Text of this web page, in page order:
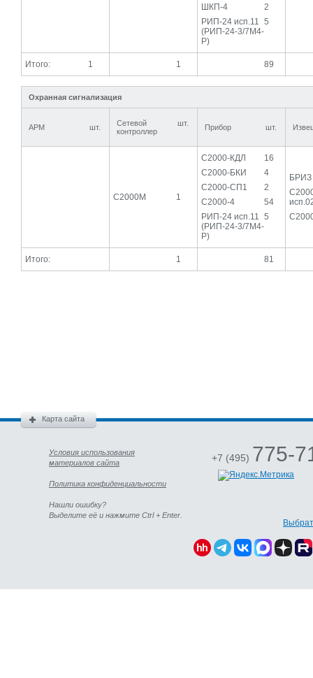
ШКП-4
2
РИП-24 исп.11
(РИП-24-3/7М4-
Р)
5
Итого: 1 1 89
Охранная сигнализация
АРМ шт.
Сетевой
контроллер
шт. Прибор шт.
С2000М 1
С2000-КДЛ
16
С2000-БКИ
4
С2000-СП1
2
С2000-4
54
РИП-24 исп.11
(РИП-24-3/7М4-
Р)
5
БРИЗ
Итого: 1 81
Карта сайта
Условия использования
материалов сайта
Политика конфиденциальности
Нашли ошибку?
Выделите её и нажмите Ctrl + Enter.
+7 (495) 775-